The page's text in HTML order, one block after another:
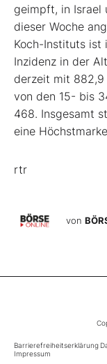
geimpft, in Israel
dieser Woche
Koch-Instituts ist
Inzidenz in der
derzeit mit
von den 15- bis
468. Insgesamt
eine
rtr
von
Barrierefreiheitserklärung
Impressum